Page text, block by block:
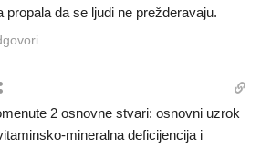
propala da se ljudi ne prežderavaju.
2 osnovne stvari: osnovni uzrok
mineralna deficijencija i